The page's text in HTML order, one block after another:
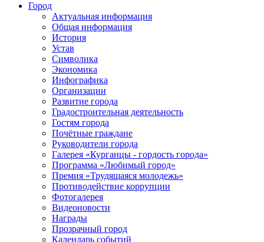
Город
Актуальная информация
Общая информация
История
Устав
Символика
Экономика
Инфографика
Организации
Развитие города
Градостроительная деятельность
Гостям города
Почётные граждане
Руководители города
Галерея «Курганцы - гордость города»
Программа «Любимый город»
Премия «Трудящаяся молодежь»
Противодействие коррупции
Фотогалерея
Видеоновости
Награды
Прозрачный город
Календарь событий